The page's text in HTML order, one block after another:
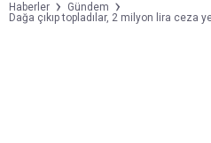
Haberler
Gündem
Dağa çıkıp topladılar, 2 milyon lira ceza